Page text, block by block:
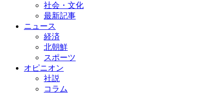
社会・文化
最新記事
ニュース
経済
北朝鮮
スポーツ
オピニオン
社説
コラム